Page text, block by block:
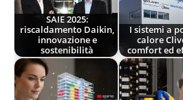
SAIE 2025:
riscaldamento Daikin,
innovazione e
sostenibilità
I sistemi a
calore
comfort ed